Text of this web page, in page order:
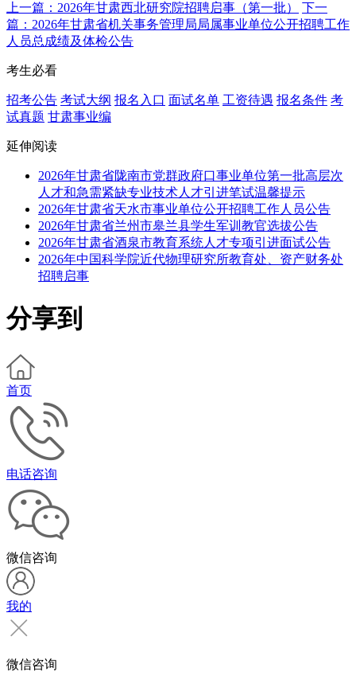
上一篇：2026年甘肃西北研究院招聘启事（第一批）
下一
篇：2026年甘肃省机关事务管理局局属事业单位公开招聘工作
人员总成绩及体检公告
考生必看
招考公告 考试大纲 报名入口 面试名单 工资待遇 报名条件 考
试真题 甘肃事业编
延伸阅读
2026年甘肃省陇南市党群政府口事业单位第一批高层次
人才和急需紧缺专业技术人才引进笔试温馨提示
2026年甘肃省天水市事业单位公开招聘工作人员公告
2026年甘肃省兰州市皋兰县学生军训教官选拔公告
2026年甘肃省酒泉市教育系统人才专项引进面试公告
2026年中国科学院近代物理研究所教育处、资产财务处
招聘启事
分享到
首页
电话咨询
微信咨询
我的
微信咨询